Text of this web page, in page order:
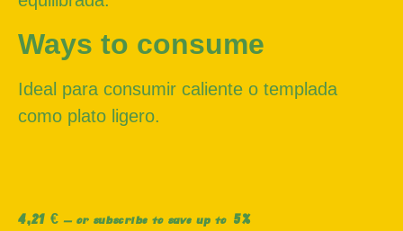
Ways to consume
Ideal para consumir caliente o templada
como plato ligero.
4,21 € — or subscribe to save up to 5%